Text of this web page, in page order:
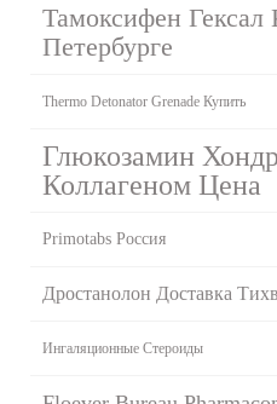
Тамоксифен
Петербурге
Thermo Detonator Grenade Купить
Глюкозамин
Коллагеном Цена
Primotabs Россия
Дростанолон Доставка
Ингаляционные Стероиды